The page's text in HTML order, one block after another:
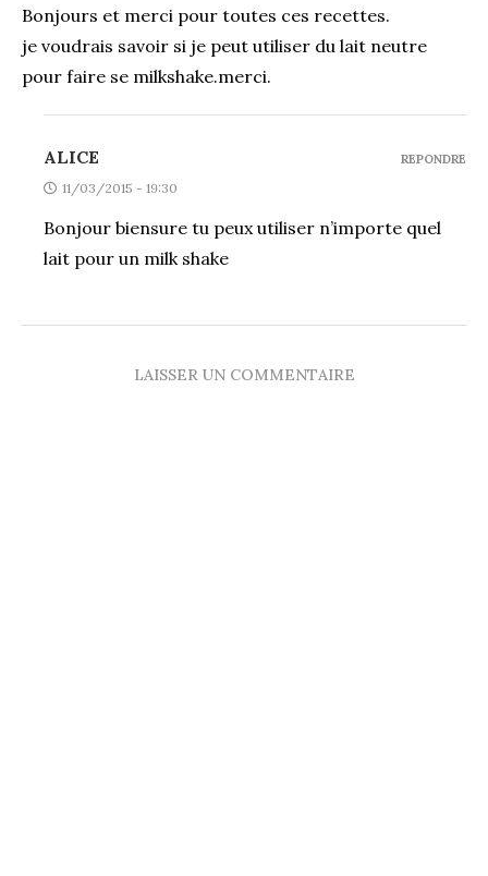
Bonjours et merci pour toutes ces recettes.
je voudrais savoir si je peut utiliser du lait neutre
pour faire se milkshake.merci.
ALICE
11/03/2015 - 19:30
Bonjour biensure tu peux utiliser n’importe quel
lait pour un milk shake
REPONDRE
LAISSER UN COMMENTAIRE